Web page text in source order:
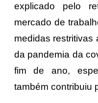
explicado pelo
mercado de
medidas restritivas
da pandemia da
fim de ano,
também contribuiu